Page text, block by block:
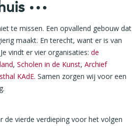
te missen. Een opvallend gebouw dat
maakt. En terecht, want er is van
vindt er vier organisaties: de
, Scholen in de Kunst, Archief
KAdE. Samen zorgen wij voor een
de vierde verdieping voor het volgen